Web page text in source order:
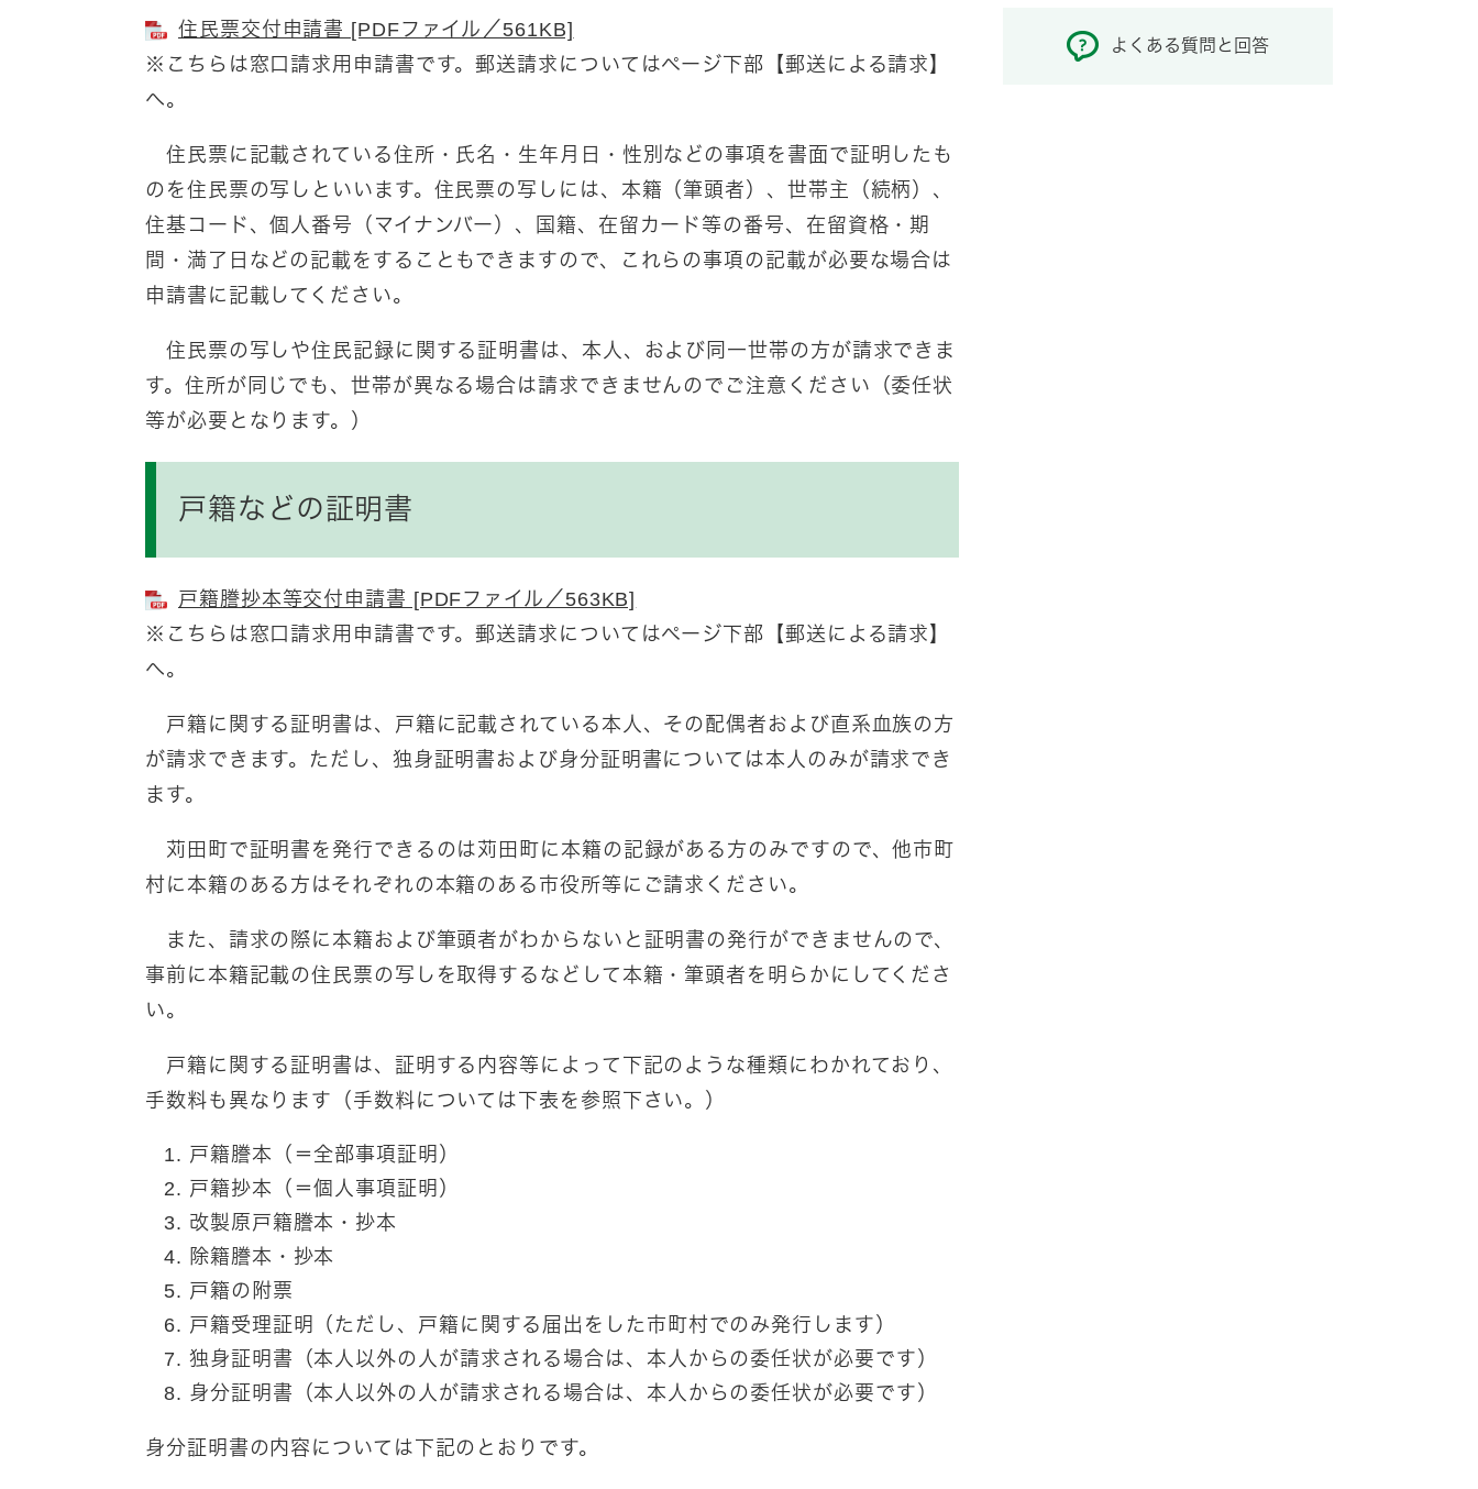
住民票交付申請書 [PDFファイル／561KB]
※こちらは窓口請求用申請書です。郵送請求についてはページ下部【郵送による請求】
へ。
住民票に記載されている住所・氏名・生年月日・性別などの事項を書面で証明したも
のを住民票の写しといいます。住民票の写しには、本籍（筆頭者）、世帯主（続柄）、
住基コード、個人番号（マイナンバー）、国籍、在留カード等の番号、在留資格・期
間・満了日などの記載をすることもできますので、これらの事項の記載が必要な場合は
申請書に記載してください。
住民票の写しや住民記録に関する証明書は、本人、および同一世帯の方が請求できま
す。住所が同じでも、世帯が異なる場合は請求できませんのでご注意ください（委任状
等が必要となります。）
戸籍などの証明書
戸籍謄抄本等交付申請書 [PDFファイル／563KB]
※こちらは窓口請求用申請書です。郵送請求についてはページ下部【郵送による請求】
へ。
戸籍に関する証明書は、戸籍に記載されている本人、その配偶者および直系血族の方
が請求できます。ただし、独身証明書および身分証明書については本人のみが請求でき
ます。
苅田町で証明書を発行できるのは苅田町に本籍の記録がある方のみですので、他市町
村に本籍のある方はそれぞれの本籍のある市役所等にご請求ください。
また、請求の際に本籍および筆頭者がわからないと証明書の発行ができませんので、
事前に本籍記載の住民票の写しを取得するなどして本籍・筆頭者を明らかにしてくださ
い。
戸籍に関する証明書は、証明する内容等によって下記のような種類にわかれており、
手数料も異なります（手数料については下表を参照下さい。）
戸籍謄本（＝全部事項証明）
戸籍抄本（＝個人事項証明）
改製原戸籍謄本・抄本
除籍謄本・抄本
戸籍の附票
戸籍受理証明（ ただし、戸籍に関する届出をした市町村でのみ発行します ）
独身証明書（本人以外の人 が請求される場合は、本人からの委任状が必要です）
身分証明書（本人以外の人 が請求される場合は、本人からの委任状が必要です）
身分証明書の内容については下記のとおりです。
よくある質問と回答